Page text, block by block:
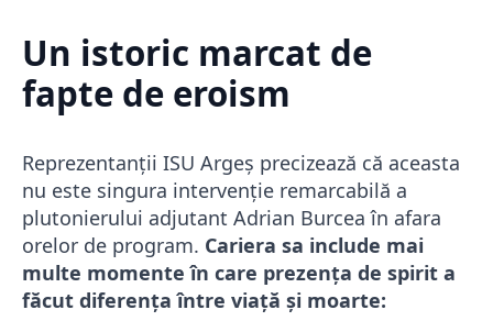
Un istoric marcat de
fapte de eroism
Reprezentanții ISU Argeș precizează că aceasta
nu este singura intervenție remarcabilă a
plutonierului adjutant Adrian Burcea în afara
orelor de program. Cariera sa include mai
multe momente în care prezența de spirit a
făcut diferența între viață și moarte: